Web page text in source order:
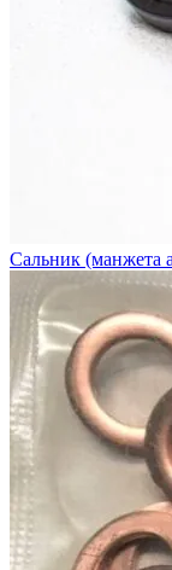
Сальник (манжета